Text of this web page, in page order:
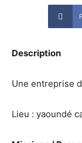
Description
Une entreprise
Lieu : yaoundé